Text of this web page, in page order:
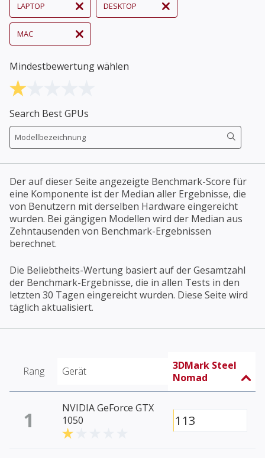
LAPTOP DESKTOP
MAC
Mindestbewertung wählen
Search Best GPUs
Der auf dieser Seite angezeigte Benchmark-Score für
eine Komponente ist der Median aller Ergebnisse, die
von Benutzern mit derselben Hardware eingereicht
wurden. Bei gängigen Modellen wird der Median aus
Zehntausenden von Benchmark-Ergebnissen
berechnet.
Die Beliebtheits-Wertung basiert auf der Gesamtzahl
der Benchmark-Ergebnisse, die in allen Tests in den
letzten 30 Tagen eingereicht wurden. Diese Seite wird
täglich aktualisiert.
Rang Gerät
3DMark Steel
Nomad
1
NVIDIA GeForce GTX
1050
113